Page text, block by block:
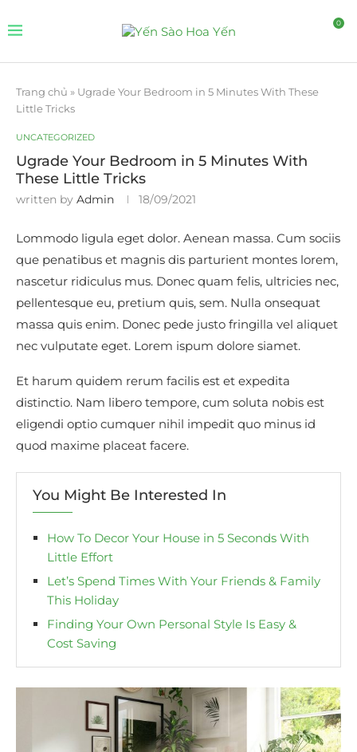
0
Trang chủ » Ugrade Your Bedroom in 5 Minutes With These
Little Tricks
UNCATEGORIZED
Ugrade Your Bedroom in 5 Minutes With
These Little Tricks
written by Admin 18/09/2021
Lommodo ligula eget dolor. Aenean massa. Cum sociis
que penatibus et magnis dis parturient montes lorem,
nascetur ridiculus mus. Donec quam felis, ultricies nec,
pellentesque eu, pretium quis, sem. Nulla onsequat
massa quis enim. Donec pede justo fringilla vel aliquet
nec vulputate eget. Lorem ispum dolore siamet.
Et harum quidem rerum facilis est et expedita
distinctio. Nam libero tempore, cum soluta nobis est
eligendi optio cumquer nihil impedit quo minus id
quod maxime placeat facere.
You Might Be Interested In
How To Decor Your House in 5 Seconds With
Little Effort
Let’s Spend Times With Your Friends & Family
This Holiday
Finding Your Own Personal Style Is Easy &
Cost Saving